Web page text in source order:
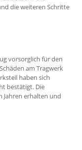
die weiteren Schritte
vorsorglich für den
am Tragwerk
haben sich
bestätigt. Die
Jahren erhalten und